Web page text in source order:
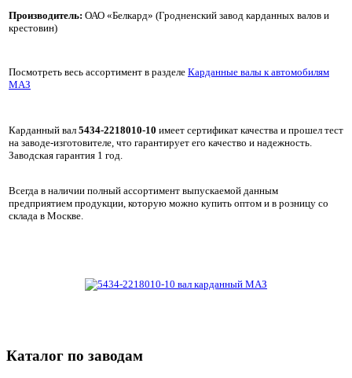
Производитель: ОАО «Белкард» (Гродненский завод карданных валов и
крестовин)
Посмотреть весь ассортимент в разделе Карданные валы к автомобилям
МАЗ
Карданный вал 5434-2218010-10 имеет сертификат качества и прошел тест
на заводе-изготовителе, что гарантирует его качество и надежность.
Заводская гарантия 1 год.
Всегда в наличии полный ассортимент выпускаемой данным
предприятием продукции, которую можно купить оптом и в розницу со
склада в Москве.
Каталог по заводам